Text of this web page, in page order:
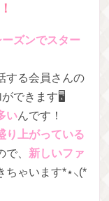
ズンでスター
する会員さんの
ができます🖥
いんです！
り上がっている
、 新しいファ
ちゃいます*⋆⸜(*